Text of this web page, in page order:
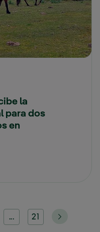
la
para dos
en
... 21